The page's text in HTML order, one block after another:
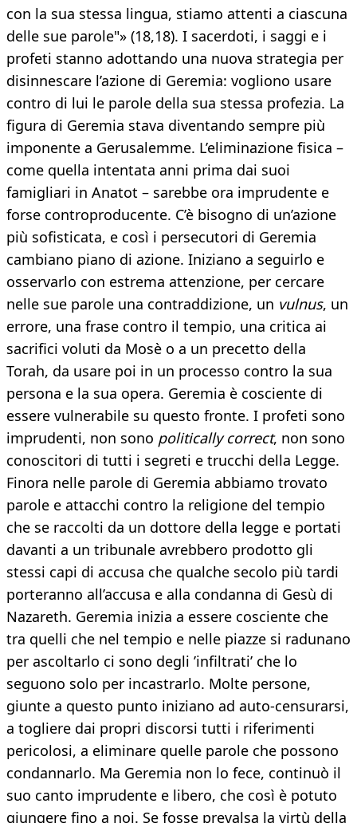
con la sua stessa lingua, stiamo attenti a ciascuna
delle sue parole"» (18,18). I sacerdoti, i saggi e i
profeti stanno adottando una nuova strategia per
disinnescare l’azione di Geremia: vogliono usare
contro di lui le parole della sua stessa profezia. La
figura di Geremia stava diventando sempre più
imponente a Gerusalemme. L’eliminazione fisica –
come quella intentata anni prima dai suoi
famigliari in Anatot – sarebbe ora imprudente e
forse controproducente. C’è bisogno di un’azione
più sofisticata, e così i persecutori di Geremia
cambiano piano di azione. Iniziano a seguirlo e
osservarlo con estrema attenzione, per cercare
nelle sue parole una contraddizione, un vulnus, un
errore, una frase contro il tempio, una critica ai
sacrifici voluti da Mosè o a un precetto della
Torah, da usare poi in un processo contro la sua
persona e la sua opera. Geremia è cosciente di
essere vulnerabile su questo fronte. I profeti sono
imprudenti, non sono politically correct, non sono
conoscitori di tutti i segreti e trucchi della Legge.
Finora nelle parole di Geremia abbiamo trovato
parole e attacchi contro la religione del tempio
che se raccolti da un dottore della legge e portati
davanti a un tribunale avrebbero prodotto gli
stessi capi di accusa che qualche secolo più tardi
porteranno all’accusa e alla condanna di Gesù di
Nazareth. Geremia inizia a essere cosciente che
tra quelli che nel tempio e nelle piazze si radunano
per ascoltarlo ci sono degli ’infiltrati’ che lo
seguono solo per incastrarlo. Molte persone,
giunte a questo punto iniziano ad auto-censurarsi,
a togliere dai propri discorsi tutti i riferimenti
pericolosi, a eliminare quelle parole che possono
condannarlo. Ma Geremia non lo fece, continuò il
suo canto imprudente e libero, che così è potuto
giungere fino a noi. Se fosse prevalsa la virtù della